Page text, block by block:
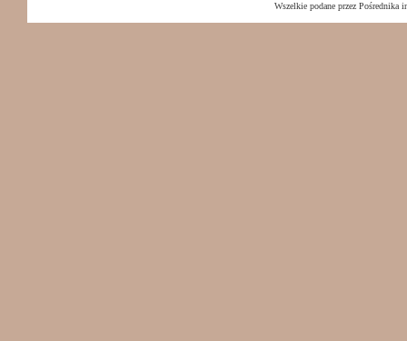
Wszelkie podane przez